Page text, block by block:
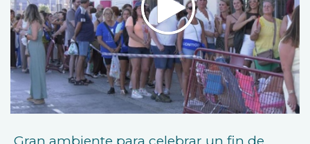
Gran ambiente para celebrar un fin de